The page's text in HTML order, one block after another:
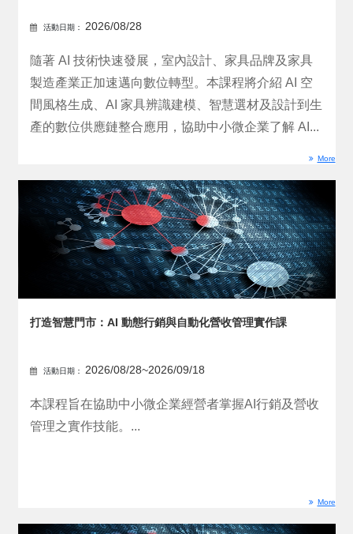
活動日期： 2026/08/28
隨著 AI 技術快速發展，室內設計、家具品牌及家具
製造產業正加速邁向數位轉型。本課程將介紹 AI 空
間風格生成、AI 家具辨識建模、智慧選材及設計到生
產的數位供應鏈整合應用，協助中小微企業了解 AI...
More
打造智慧門市：AI 動態行銷與自動化營收管理實作課
活動日期： 2026/08/28~2026/09/18
本課程旨在協助中小微企業經營者掌握AI行銷及營收
管理之實作技能。...
More